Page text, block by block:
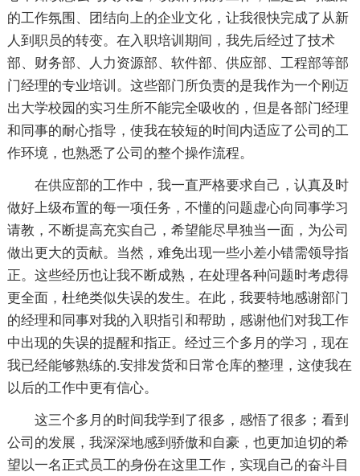
的工作氛围、团结向上的企业文化，让我很快完成了从新
人到职员的转变。在入职培训期间，我先后经过了技术
部、财务部、人力资源部、软件部、供应部、工程部等部
门经理的专业培训。这些部门所负责的是我作为一个刚迈
出大学校园的实习生所不能完全吸收的，但是各部门经理
和同事的耐心指导，使我在较短的时间内适应了公司的工
作环境，也熟悉了公司的整个操作流程。
在供应部的工作中，我一直严格要求自己，认真及时
做好上级布置的每一项任务，不懂的问题虚心向同事学习
请教，不断提高充实自己，希望能尽早独当一面，为公司
做出更大的贡献。当然，难免出现一些小差小错需领导指
正。这些经历也让我不断成熟，在处理各种问题时考虑得
更全面，杜绝类似失误的发生。在此，我要特地感谢部门
的经理和同事对我的入职指引和帮助，感谢他们对我工作
中出现的失误的提醒和指正。经过三个多月的学习，现在
我已经能够熟练的.安排发货和日常仓库的整理，这使我在
以后的工作中更有信心。
这三个多月的时间我学到了很多，感悟了很多；看到
公司的发展，我深深地感到骄傲和自豪，也更加迫切的希
望以一名正式员工的身份在这里工作，实现自己的奋斗目